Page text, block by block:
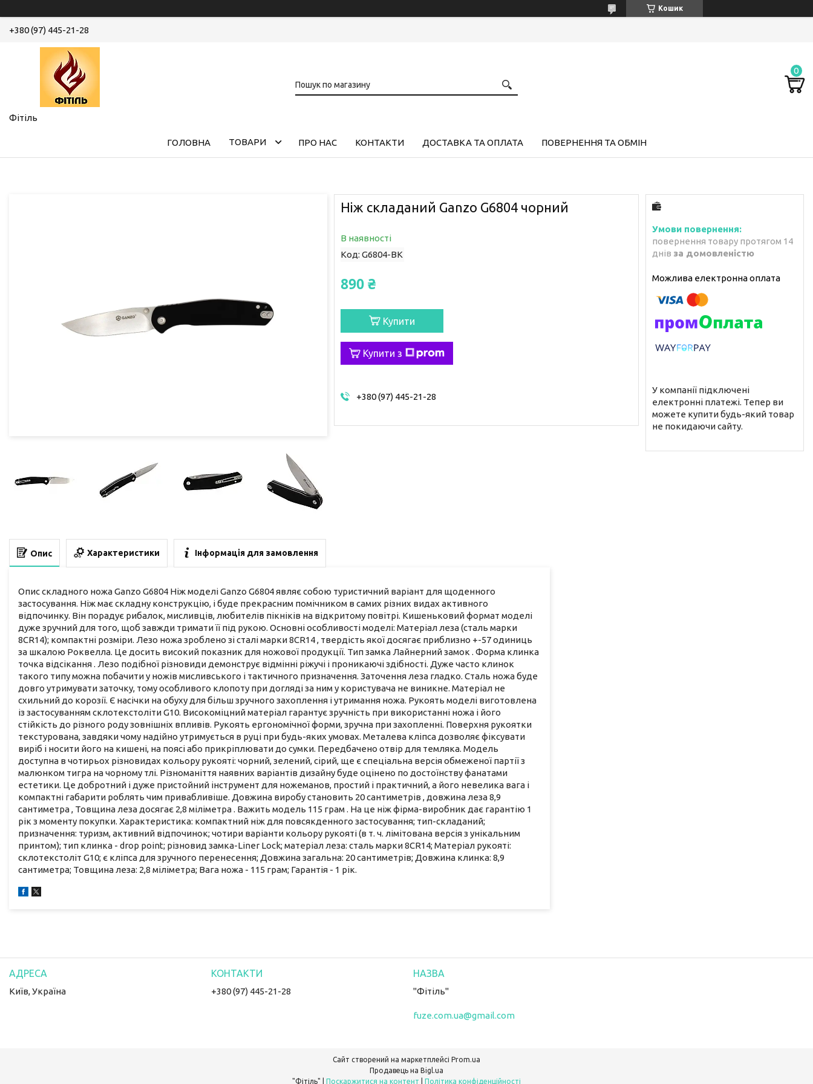
Кошик
+380 (97) 445-21-28
Фітіль
ГОЛОВНА ТОВАРИ ПРО НАС КОНТАКТИ ДОСТАВКА ТА ОПЛАТА ПОВЕРНЕННЯ ТА ОБМІН
Ніж складаний Ganzo G6804 чорний
В наявності
Код: G6804-BK
890 ₴
Купити
Купити з
+380 (97) 445-21-28
повернення товару протягом 14
днів за домовленістю
У компанії підключені
електронні платежі. Тепер ви
можете купити будь-який товар
не покидаючи сайту.
Опис Характеристики Інформація для замовлення
Опис складного ножа Ganzo G6804 Ніж моделі Ganzo G6804 являє собою туристичний варіант для щоденного
застосування. Ніж має складну конструкцію, і буде прекрасним помічником в самих різних видах активного
відпочинку. Він порадує рибалок, мисливців, любителів пікніків на відкритому повітрі. Кишеньковий формат моделі
дуже зручний для того, щоб завжди тримати її під рукою. Основні особливості моделі: Матеріал леза (сталь марки
8CR14); компактні розміри. Лезо ножа зроблено зі сталі марки 8CR14 , твердість якої досягає приблизно +-57 одиниць
за шкалою Роквелла. Це досить високий показник для ножової продукції. Тип замка Лайнерний замок . Форма клинка
точка відсікання . Лезо подібної різновиди демонструє відмінні ріжучі і проникаючі здібності. Дуже часто клинок
такого типу можна побачити у ножів мисливського і тактичного призначення. Заточення леза гладко. Сталь ножа буде
довго утримувати заточку, тому особливого клопоту при догляді за ним у користувача не виникне. Матеріал не
схильний до корозії. Є насічки на обуху для більш зручного захоплення і утримання ножа. Рукоять моделі виготовлена
із застосуванням склотекстоліти G10. Високоміцний матеріал гарантує зручність при використанні ножа і його
стійкість до різного роду зовнішніх впливів. Рукоять ергономічної форми, зручна при захопленні. Поверхня рукоятки
текстурована, завдяки чому надійно утримується в руці при будь-яких умовах. Металева кліпса дозволяє фіксувати
виріб і носити його на кишені, на поясі або прикріплювати до сумки. Передбачено отвір для темляка. Модель
доступна в чотирьох різновидах кольору рукояті: чорний, зелений, сірий, ще є спеціальна версія обмеженої партії з
малюнком тигра на чорному тлі. Різноманіття наявних варіантів дизайну буде оцінено по достоїнству фанатами
естетики. Це добротний і дуже пристойний інструмент для ножеманов, простий і практичний, а його невелика вага і
компактні габарити роблять чим привабливіше. Довжина виробу становить 20 сантиметрів , довжина леза 8,9
сантиметра , Товщина леза досягає 2,8 міліметра . Важить модель 115 грам . На це ніж фірма-виробник дає гарантію 1
рік з моменту покупки. Характеристика: компактний ніж для повсякденного застосування; тип-складаний;
призначення: туризм, активний відпочинок; чотири варіанти кольору рукояті (в т. ч. лімітована версія з унікальним
принтом); тип клинка - drop point; різновид замка-Liner Lock; матеріал леза: сталь марки 8CR14; Матеріал рукояті:
склотекстоліт G10; є кліпса для зручного перенесення; Довжина загальна: 20 сантиметрів; Довжина клинка: 8,9
сантиметра; Товщина леза: 2,8 міліметра; Вага ножа - 115 грам; Гарантія - 1 рік.
Київ, Україна +380 (97) 445-21-28 "Фітіль"
fuze.com.ua@gmail.com
Сайт створений на маркетплейсі Prom.ua
Продавець на Bigl.ua
Поскаржитися на контент Політика конфіденційності